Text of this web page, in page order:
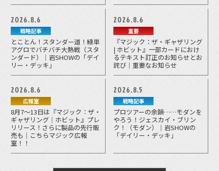
2026.8.6
戦略記事
とことん！スタンダー道！緑単
アグロでバチバチ大熱戦（スタ
ンダード）｜岩SHOWの「デイ
リー・デッキ」
2026.8.6
重要
『マジック：ザ・ギャザリング
| ホビット』一部カードにおけ
るテキスト訂正のお知らせとお
詫び｜重要なお知らせ
2026.8.6
広報室
8月7～13日は『マジック：ザ・
ギャザリング｜ホビット』プレ
リリース！さらに製品の先行販
売も｜こちらマジック広報
室！！
2026.8.5
戦略記事
プロツアーの余韻……モダンを
やろう！ジェスカイ・ブリン
ク！（モダン）｜岩SHOWの
「デイリー・デッキ」